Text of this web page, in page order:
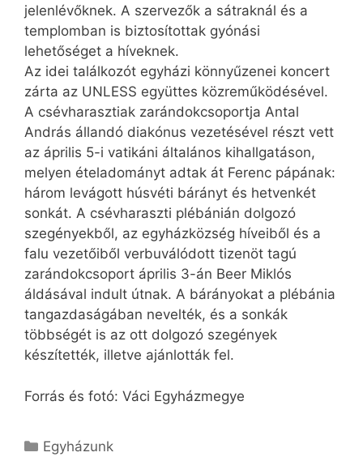
jelenlévőknek. A szervezők a sátraknál és a
templomban is biztosítottak gyónási
lehetőséget a híveknek.
Az idei találkozót egyházi könnyűzenei koncert
zárta az UNLESS együttes közreműködésével.
A csévharasztiak zarándokcsoportja Antal
András állandó diakónus vezetésével részt vett
az április 5-i vatikáni általános kihallgatáson,
melyen ételadományt adtak át Ferenc pápának:
három levágott húsvéti bárányt és hetvenkét
sonkát. A csévharaszti plébánián dolgozó
szegényekből, az egyházközség híveiből és a
falu vezetőiből verbuválódott tizen­öt tagú
zarándokcsoport április 3-án Beer Miklós
áldásával indult útnak. A bárányokat a plébánia
tangazdaságában nevelték, és a sonkák
többségét is az ott dolgozó szegények
készítették, illetve ajánlották fel.
Forrás és fotó: Váci Egyházmegye
Kategória
Egyházunk